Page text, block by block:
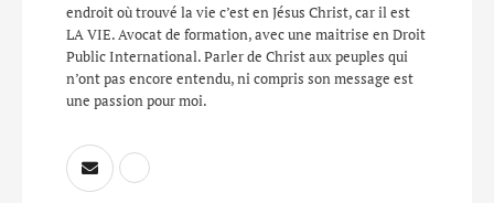
endroit où trouvé la vie c’est en Jésus Christ, car il est
LA VIE. Avocat de formation, avec une maitrise en Droit
Public International. Parler de Christ aux peuples qui
n’ont pas encore entendu, ni compris son message est
une passion pour moi.